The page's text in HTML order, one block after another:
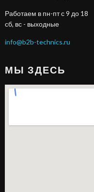
Работаем в пн-пт с 9 до 18
сб, вс - выходные
info@b2b-technics.ru
МЫ ЗДЕСЬ